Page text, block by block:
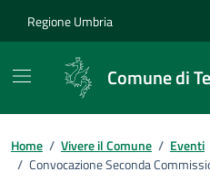
Regione Umbria
Comune di
Home / Vivere il Comune / Eventi
/ Convocazione Seconda